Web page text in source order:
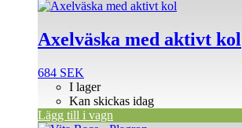
Axelväska med aktivt kol
684 SEK
I lager
Kan skickas idag
Lägg till i vagn